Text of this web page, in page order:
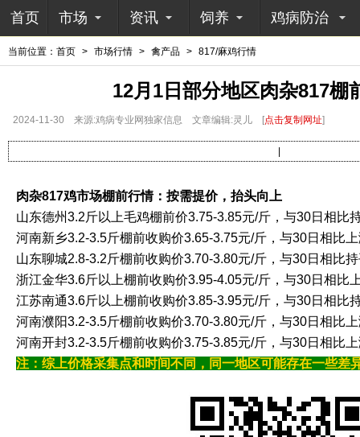
首页 市场 资讯 饲养 鸡病防治
当前位置： 首页 > 市场行情 > 禽产品 > 817/麻鸡行情
12月1日部分地区肉杂817棚
2024-11-30 来源:鸡病专业网独家信息 文章编辑:灵儿 [点击复制网址]
肉杂817鸡市场棚前行情：按需提价，抬头向上
山东德州3.2斤以上毛鸡棚前价3.75-3.85元/斤，与30日相比
河南新乡3.2-3.5斤棚前收购价3.65-3.75元/斤，与30日相比
山东聊城2.8-3.2斤棚前收购价3.70-3.80元/斤，与30日相比
浙江金华3.6斤以上棚前收购价3.95-4.05元/斤，与30日相比
江苏南通3.6斤以上棚前收购价3.85-3.95元/斤，与30日相比
河南濮阳3.2-3.5斤棚前收购价3.70-3.80元/斤，与30日相比
河南开封3.2-3.5斤棚前收购价3.75-3.85元/斤，与30日相比
注：综上价格采集点和时间不同，同一地区可能存在一些差